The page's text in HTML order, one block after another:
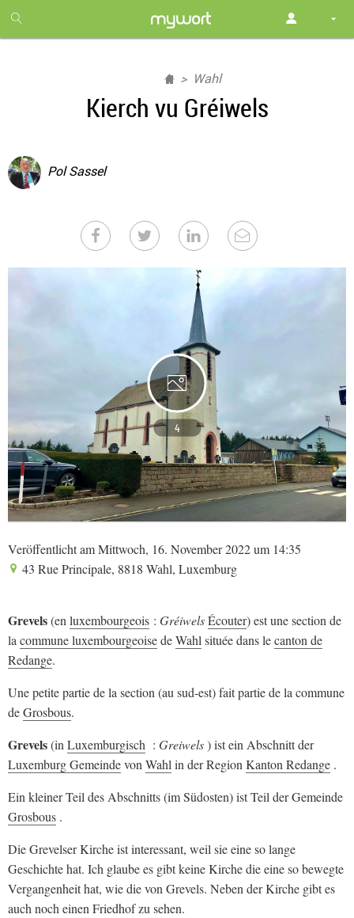
month
free
Wahl
Kierch vu Gréiwels
Pol Sassel
4
Veröffentlicht am Mittwoch, 16. November 2022 um 14:35
43 Rue Principale, 8818 Wahl, Luxemburg
Grevels(en luxembourgeois : GréiwelsÉcouter) est une section de
la commune luxembourgeoisedeWahl située dans lecanton de
Redange.
Une petite partie de la section (au sud-est) fait partie de la commune
deGrosbous.
Grevels(in Luxemburgisch : Greiwels) ist ein Abschnitt der
Luxemburg Gemeindevon Wahl in der Region Kanton Redange .
Ein kleiner Teil des Abschnitts (im Südosten) ist Teil der Gemeinde
Grosbous .
Die Grevelser Kirche ist interessant, weil sie eine so lange
Geschichte hat. Ich glaube es gibt keine Kirche die eine so bewegte
Vergangenheit hat, wie die von Grevels. Neben der Kirche gibt es
auch noch einen Friedhof zu sehen.